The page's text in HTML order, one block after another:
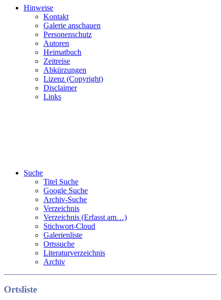
Hinweise
Kontakt
Galerie anschauen
Personenschutz
Autoren
Heimatbuch
Zeitreise
Abkürzungen
Lizenz (Copyright)
Disclaimer
Links
Suche
Titel Suche
Google Suche
Archiv-Suche
Verzeichnis
Verzeichnis (Erfasst am…)
Stichwort-Cloud
Galerienliste
Ortssuche
Literaturverzeichnis
Archiv
Ortsliste